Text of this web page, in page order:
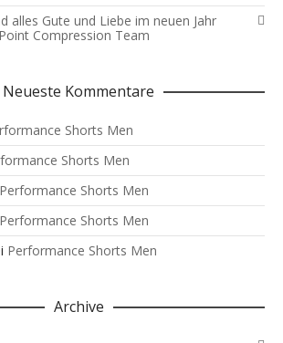
alles Gute und Liebe im neuen Jahr
Compression Team
Neueste Kommentare
Shorts Men
Shorts Men
Performance Shorts Men
Performance Shorts Men
Performance Shorts Men
Archive